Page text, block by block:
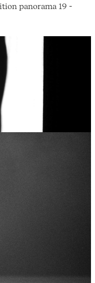
panorama 19 -